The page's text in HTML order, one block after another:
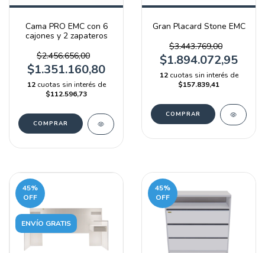
Cama PRO EMC con 6
cajones y 2 zapateros
$2.456.656,00
$1.351.160,80
12 cuotas sin interés de
$112.596,73
COMPRAR
Gran Placard Stone EMC
$3.443.769,00
$1.894.072,95
12 cuotas sin interés de
$157.839,41
COMPRAR
45%
OFF
ENVÍO GRATIS
45%
OFF